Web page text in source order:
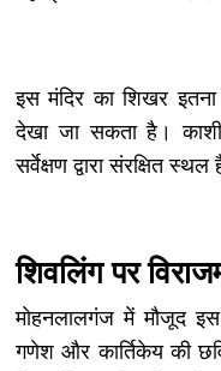
इस मंदिर का शिखर
देखा जा सकता है।
सर्वेक्षण द्वारा संरक्षित स्थल
शिवलिंग पर
मोहनलालगंज में मौजूद इस
गणेश और कार्तिकेय की